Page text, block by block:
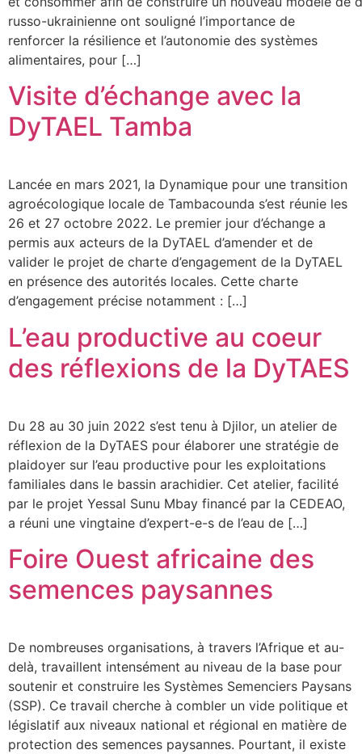
russo-ukrainienne ont souligné l’importance de
renforcer la résilience et l’autonomie des systèmes
alimentaires, pour […]
Visite d’échange avec la
DyTAEL Tamba
Lancée en mars 2021, la Dynamique pour une transition
agroécologique locale de Tambacounda s’est réunie les
26 et 27 octobre 2022. Le premier jour d’échange a
permis aux acteurs de la DyTAEL d’amender et de
valider le projet de charte d’engagement de la DyTAEL
en présence des autorités locales. Cette charte
d’engagement précise notamment : […]
L’eau productive au coeur
des réflexions de la DyTAES
Du 28 au 30 juin 2022 s’est tenu à Djilor, un atelier de
réflexion de la DyTAES pour élaborer une stratégie de
plaidoyer sur l’eau productive pour les exploitations
familiales dans le bassin arachidier. Cet atelier, facilité
par le projet Yessal Sunu Mbay financé par la CEDEAO,
a réuni une vingtaine d’expert-e-s de l’eau de […]
Foire Ouest africaine des
semences paysannes
De nombreuses organisations, à travers l’Afrique et au-
delà, travaillent intensément au niveau de la base pour
soutenir et construire les Systèmes Semenciers Paysans
(SSP). Ce travail cherche à combler un vide politique et
législatif aux niveaux national et régional en matière de
protection des semences paysannes. Pourtant, il existe